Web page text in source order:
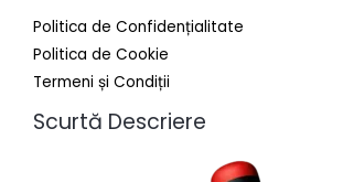
Politica de Confidențialitate
Politica de Cookie
Termeni și Condiții
Scurtă Descriere